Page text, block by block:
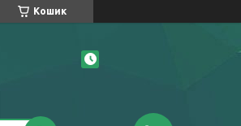
Кошик